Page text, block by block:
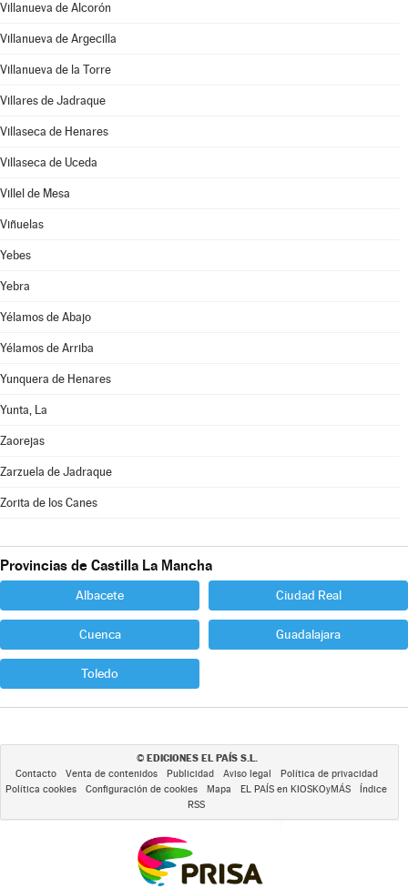
Villanueva de Alcorón
Villanueva de Argecilla
Villanueva de la Torre
Villares de Jadraque
Villaseca de Henares
Villaseca de Uceda
Villel de Mesa
Viñuelas
Yebes
Yebra
Yélamos de Abajo
Yélamos de Arriba
Yunquera de Henares
Yunta, La
Zaorejas
Zarzuela de Jadraque
Zorita de los Canes
Provincias de Castilla La Mancha
Albacete Ciudad Real
Cuenca Guadalajara
Toledo
© EDICIONES EL PAÍS S.L.
Contacto Venta de contenidos Publicidad Aviso legal
Política de privacidad
Política cookies
Configuración de cookies Mapa EL PAÍS en KIOSKOyMÁS
Índice
RSS